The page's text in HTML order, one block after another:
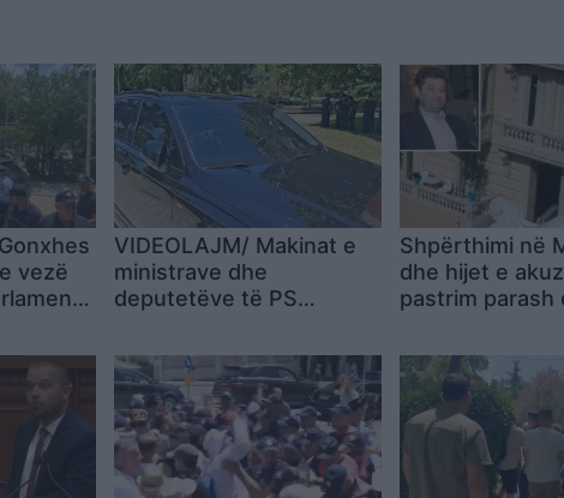
vezë
VIDEOLAJM/ Makinat e
ministrave dhe
deputetëve të PS
protestuesit i godasin me
vezë dhe bidona uji!
Shpërthimi në
dhe hijet e
pastrim parash
është Vadim
oligarku
plagosur